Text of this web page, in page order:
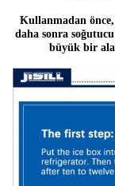
Kullanmadan
daha sonra
büyük bir